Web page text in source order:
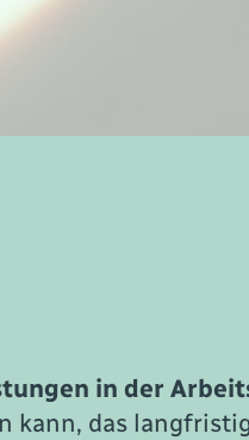
in der
kann, das